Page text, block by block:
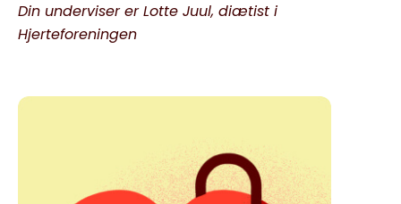
Din underviser er Lotte Juul, diætist i
Hjerteforeningen